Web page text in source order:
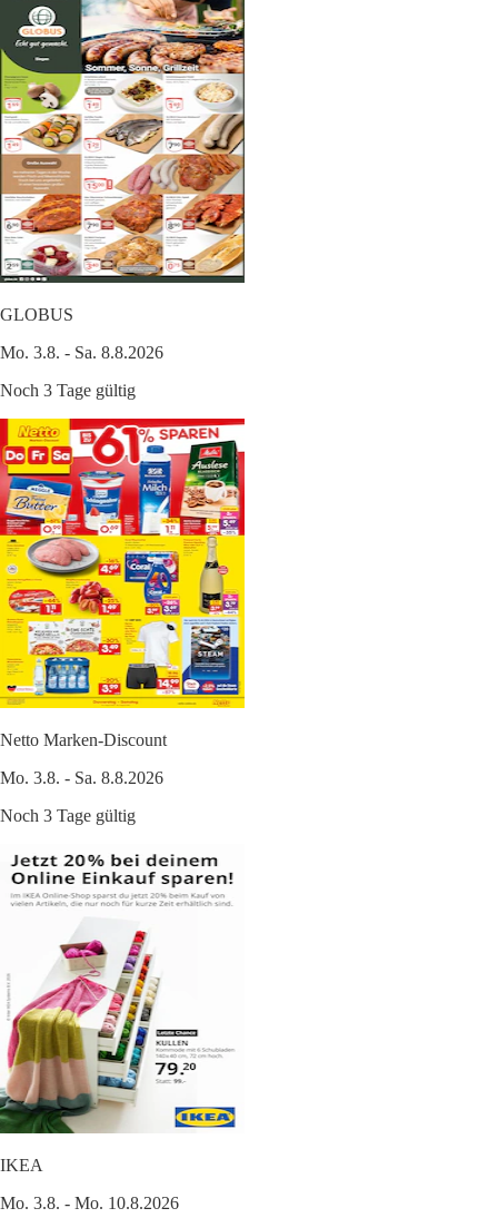
GLOBUS
Mo. 3.8. - Sa. 8.8.2026
Noch 3 Tage gültig
Netto Marken-Discount
Mo. 3.8. - Sa. 8.8.2026
Noch 3 Tage gültig
IKEA
Mo. 3.8. - Mo. 10.8.2026